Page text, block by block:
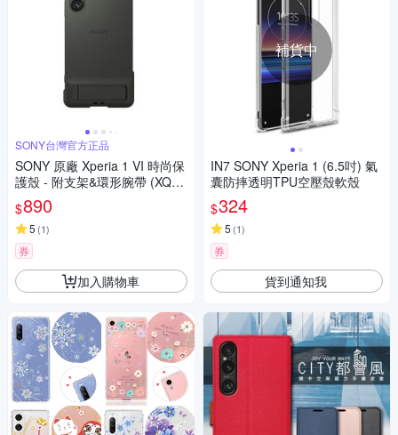
SONY台灣官方正品
SONY 原廠 Xperia 1 VI 時尚保
護殼 - 附支架&環形腕帶 (XQZ-
CBEC)
$890
5 (1)
券
加入購物車
補貨中
IN7 SONY Xperia 1 (6.5吋) 氣
囊防摔透明TPU空壓殼軟殼
$324
5 (1)
券
貨到通知我